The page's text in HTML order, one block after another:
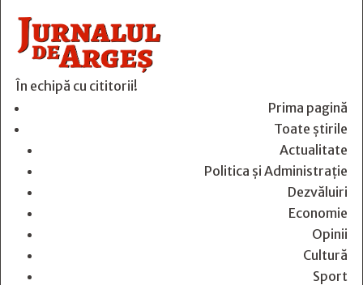
În echipă cu cititorii!
Prima pagină
Toate știrile
Actualitate
Politica și Administrație
Dezvăluiri
Economie
Opinii
Cultură
Sport